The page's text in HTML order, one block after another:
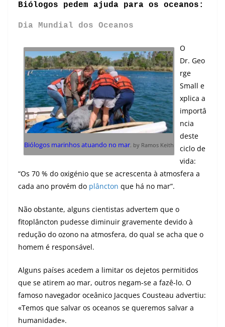
Biólogos pedem ajuda para os oceanos:
Dia Mundial dos Oceanos
Biólogos marinhos atuando no mar. by Ramos Keith
O
Dr. Geo
rge
Small e
xplica a
importâ
ncia
deste
ciclo de
vida:
“Os 70 % do oxigénio que se acrescenta à atmosfera a
cada ano provém do plâncton que há no mar”.
Não obstante, alguns cientistas advertem que o
fitoplâncton pudesse diminuir gravemente devido à
redução do ozono na atmosfera, do qual se acha que o
homem é responsável.
Alguns países acedem a limitar os dejetos permitidos
que se atirem ao mar, outros negam-se a fazê-lo. O
famoso navegador oceânico Jacques Cousteau advertiu:
«Temos que salvar os oceanos se queremos salvar a
humanidade».